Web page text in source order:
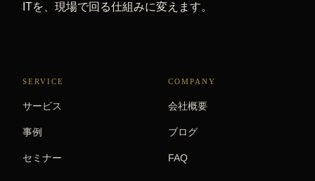
ITを、現場で回る仕組みに変えます。
SERVICE
サービス
事例
セミナー
COMPANY
会社概要
ブログ
FAQ